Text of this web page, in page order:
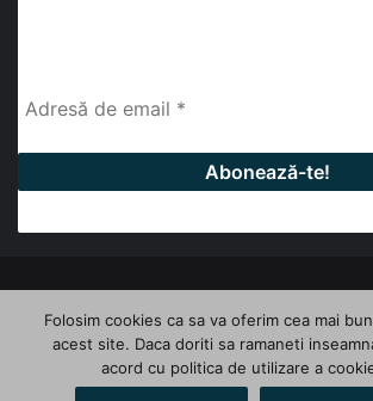
FacebookLinkedIn
Folosim cookies ca sa va oferim cea mai
acest site. Daca doriti sa ramaneti
acord cu politica de utilizare a